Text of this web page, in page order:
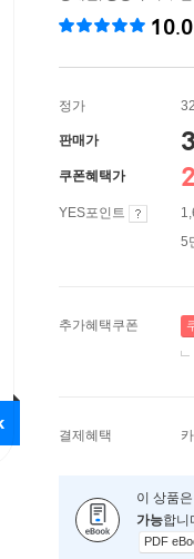
10.0
정가
판매가
쿠폰혜택가
YES포인트
5
추가혜택쿠폰
결제혜택
이 상품
가능합니
PDF